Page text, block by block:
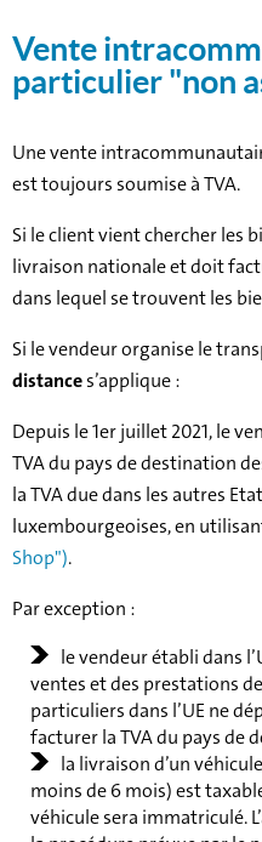
Vente
particulier "non
Une vente
est toujours soumise à TVA.
Si le client vient chercher les
livraison nationale et doit
dans lequel se trouvent les
Si le vendeur organise le
distances’applique :
Depuis le 1er juillet 2021, le
TVA du pays de destination
la TVA due dans les autres
luxembourgeoises, en
Shop").
Par exception :
le vendeur établi dans
ventes et des prestations
particuliers dans l’UE ne
facturer la TVA du pays de
la livraison d’un
moins de 6 mois) est
véhicule sera immatriculé.